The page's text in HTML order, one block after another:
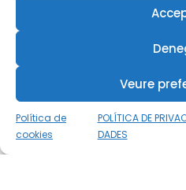
Veure
Política de
cookies
POLÍTICA DE
DADES
Plàncton Diving
Urb. Les Tres Cales – L’Ametlla de
Revisió d’equips